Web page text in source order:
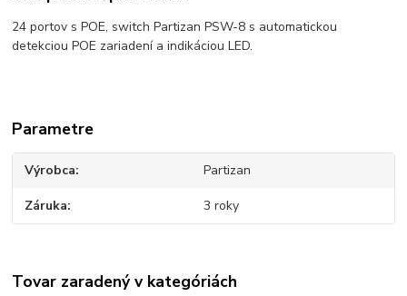
24 portov s POE, switch Partizan PSW-8 s automatickou
detekciou POE zariadení a indikáciou LED.
Parametre
Výrobca Partizan
Záruka 3 roky
Tovar zaradený v kategóriách